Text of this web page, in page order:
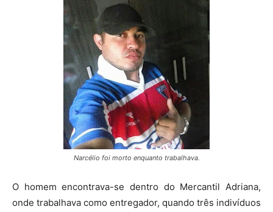
Narcélio foi morto enquanto trabalhava.
O homem encontrava-se dentro do Mercantil Adriana,
onde trabalhava como entregador, quando três indivíduos